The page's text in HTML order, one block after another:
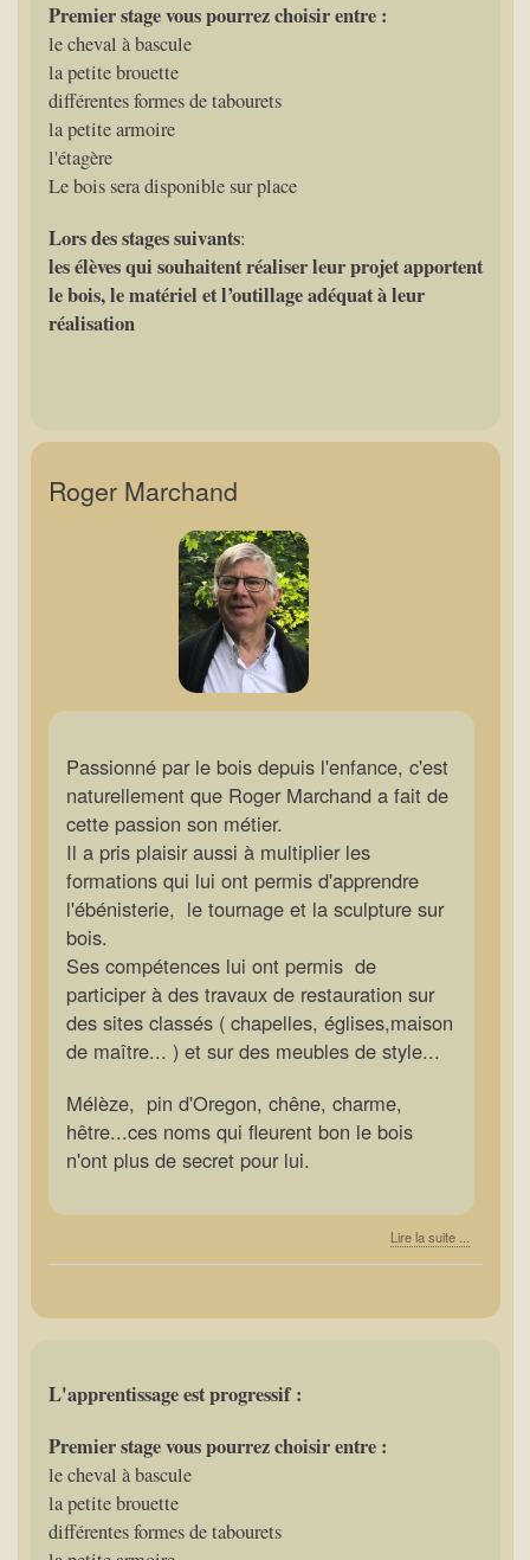
Premier stage vous pourrez choisir entre :
le cheval à bascule
la petite brouette
différentes formes de tabourets
la petite armoire
l'étagère
Le bois sera disponible sur place
Lors des stages suivants:
les élèves qui souhaitent réaliser leur projet apportent
le bois, le matériel et l’outillage adéquat à leur
réalisation
Roger Marchand
Passionné par le bois depuis l'enfance, c'est
naturellement que Roger Marchand a fait de
cette passion son métier.
Il a pris plaisir aussi à multiplier les
formations qui lui ont permis d'apprendre
l'ébénisterie, le tournage et la sculpture sur
bois.
Ses compétences lui ont permis de
participer à des travaux de restauration sur
des sites classés ( chapelles, églises,maison
de maître... ) et sur des meubles de style...
Mélèze, pin d'Oregon, chêne, charme,
hêtre...ces noms qui fleurent bon le bois
n'ont plus de secret pour lui.
Lire la suite ...
L'apprentissage est progressif :
Premier stage vous pourrez choisir entre :
le cheval à bascule
la petite brouette
différentes formes de tabourets